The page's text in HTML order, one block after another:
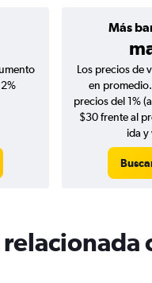
Más
Los precios de
en
precios del 1%
$30 frente al
ida y